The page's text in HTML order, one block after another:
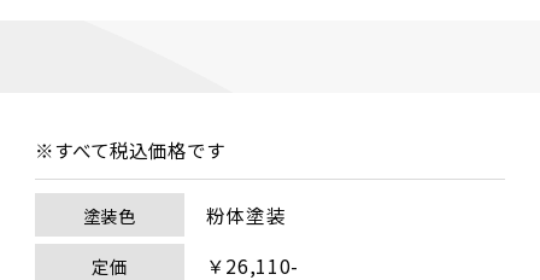
※すべて税込価格です
塗装色 粉体塗装
定価 ￥26,110-